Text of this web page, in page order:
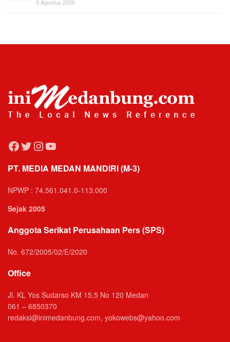
6 Agustus 2026
Facebook
Twitter
Instagram
YouTube
PT. MEDIA MEDAN MANDIRI (M-3)
NPWP : 74.561.041.0-113.000
Sejak 2005
Anggota Serikat Perusahaan Pers (SPS)
No. 672/2005/02/E/2020
Office
Jl. KL Yos Sudarso KM 15,5 No 120 Medan
061 – 6850370
redaksi@inimedanbung.com, yokowebs@yahoo.com